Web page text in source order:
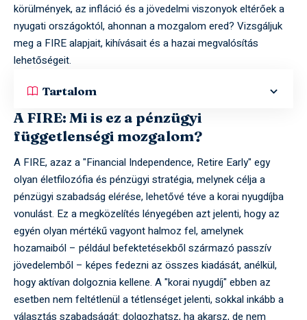
körülmények, az infláció és a jövedelmi viszonyok eltérőek a
nyugati országoktól, ahonnan a mozgalom ered? Vizsgáljuk
meg a FIRE alapjait, kihívásait és a hazai megvalósítás
lehetőségeit.
Tartalom
A FIRE: Mi is ez a pénzügyi
függetlenségi mozgalom?
A FIRE, azaz a "Financial Independence, Retire Early" egy
olyan életfilozófia és pénzügyi stratégia, melynek célja a
pénzügyi szabadság elérése, lehetővé téve a korai nyugdíjba
vonulást. Ez a megközelítés lényegében azt jelenti, hogy az
egyén olyan mértékű vagyont halmoz fel, amelynek
hozamaiból – például befektetésekből származó passzív
jövedelemből – képes fedezni az összes kiadását, anélkül,
hogy aktívan dolgoznia kellene. A "korai nyugdíj" ebben az
esetben nem feltétlenül a tétlenséget jelenti, sokkal inkább a
választás szabadságát: dolgozhatsz, ha akarsz, de nem